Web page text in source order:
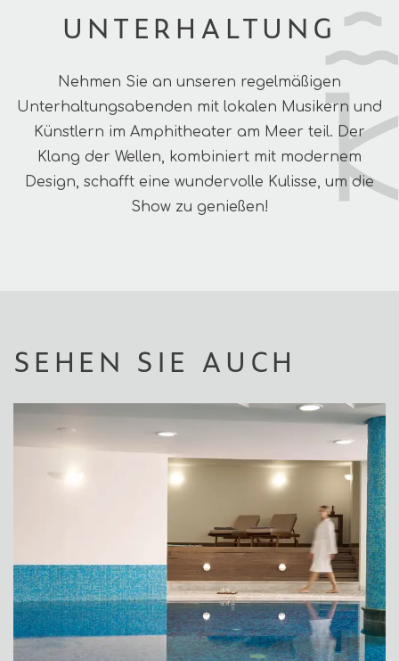
UNTERHALTUNG
Nehmen Sie an unseren regelmäßigen
Unterhaltungsabenden mit lokalen Musikern und
Künstlern im Amphitheater am Meer teil. Der
Klang der Wellen, kombiniert mit modernem
Design, schafft eine wundervolle Kulisse, um die
Show zu genießen!
SEHEN SIE AUCH